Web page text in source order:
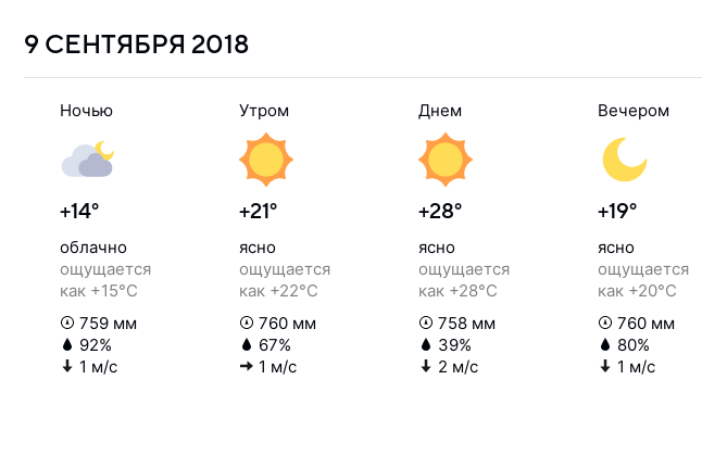
9 СЕНТЯБРЯ 2018
Ночью
+14°
облачно
ощущается
как +15°C
759 мм
92%
1 м/с
Утром
+21°
ясно
ощущается
как +22°C
760 мм
67%
1 м/с
Днем
+28°
ясно
ощущается
как +28°C
758 мм
39%
2 м/с
Вечером
+19°
ясно
ощущается
как +20°C
760 мм
80%
1 м/с